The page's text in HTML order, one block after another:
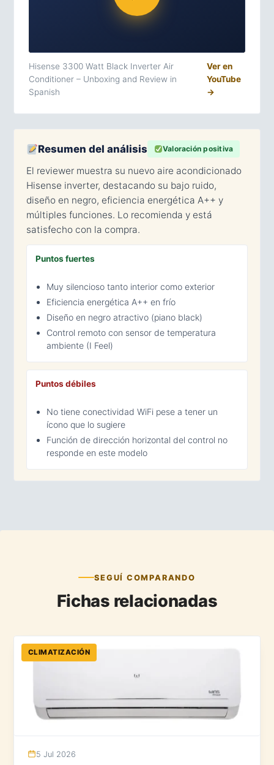
Hisense 3300 Watt Black Inverter Air
Conditioner – Unboxing and Review in
Spanish
Ver en
YouTube
→
Resumen del análisis Valoración positiva
El reviewer muestra su nuevo aire acondicionado
Hisense inverter, destacando su bajo ruido,
diseño en negro, eficiencia energética A++ y
múltiples funciones. Lo recomienda y está
satisfecho con la compra.
Puntos fuertes
Muy silencioso tanto interior como exterior
Eficiencia energética A++ en frío
Diseño en negro atractivo (piano black)
Control remoto con sensor de temperatura
ambiente (I Feel)
Puntos débiles
No tiene conectividad WiFi pese a tener un
ícono que lo sugiere
Función de dirección horizontal del control no
responde en este modelo
SEGUÍ COMPARANDO
Fichas relacionadas
CLIMATIZACIÓN
5 Jul 2026